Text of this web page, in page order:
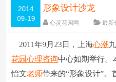
2014
09-19
形象设计沙龙
心灵花园网 最新
字体：大 中 小
2011年9月23日，上海心潮
花园心理咨询中心如期举行。
怡文老师带来的“形象设计”。